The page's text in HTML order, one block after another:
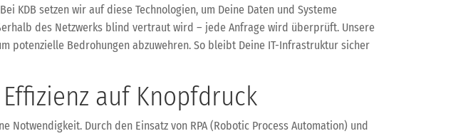
KDB setzen wir auf diese Technologien, um Deine Daten und Systeme
des Netzwerks blind vertraut wird – jede Anfrage wird überprüft. Unsere
potenzielle Bedrohungen abzuwehren. So bleibt Deine IT-Infrastruktur sicher
auf Knopfdruck
Durch den Einsatz von RPA (Robotic Process Automation) und